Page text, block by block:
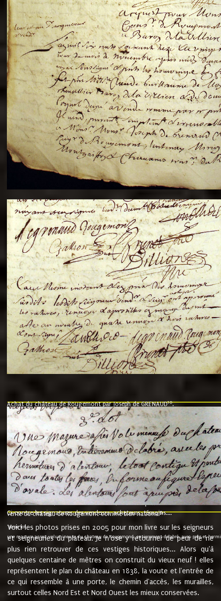
Achat du château de Rougemont par Joseph de GRENAUD10.
"l'an mil six cent soixante treze le ving neuvième jour du mois de
nommé fut présent Messire Claude Guillaume de Moyriat chevalier baron
vend, purement simplement et irrevocablement a monseigneur monsieur
et chavannes conseiller du roy au parlement de Bourgogne, present et
que le dit seigneur Baron de la Vellière a sur ses hommes, indivisables et
de la Velliere tout ainsi et comme le dit seigneur Baron et ses
présent......"
suivent les rentes, donation des terriers, etc... au prix de 880 livre louis
Ci contre les signatures des vendeurs, acheteurs, témoins....
vente du château de Rougemont comme bien national9.
"3ème lot
une mazure assez volumineuse du chateau de Rougemond, entierement delabré, avec près et
Voici les photos prises en 2005 pour mon livre sur les seigneurs
et seigneuries du plateau. Je n'ose y retourner de peur de ne
plus rien retrouver de ces vestiges historiques... Alors qu'à
quelques centaine de mètres on construit du vieux neuf ! elles
représentent le plan du château en 1838, la voute et l'entrée de
ce qui ressemble à une porte, le chemin d'accès, les murailles,
surtout celles Nord Est et Nord Ouest les mieux conservées.